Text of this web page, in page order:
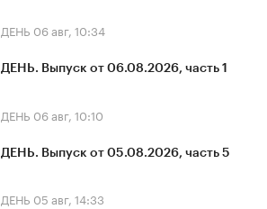
ДЕНЬ 06 авг, 10:34
ДЕНЬ. Выпуск от 06.08.2026, часть 1
ДЕНЬ 06 авг, 10:10
ДЕНЬ. Выпуск от 05.08.2026, часть 5
ДЕНЬ 05 авг, 14:33